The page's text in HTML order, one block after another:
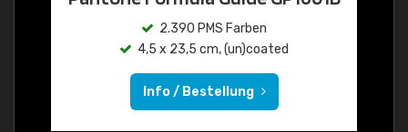
2.390 PMS Farben
4,5 x 23,5 cm, (un)coated
Info / Bestellung